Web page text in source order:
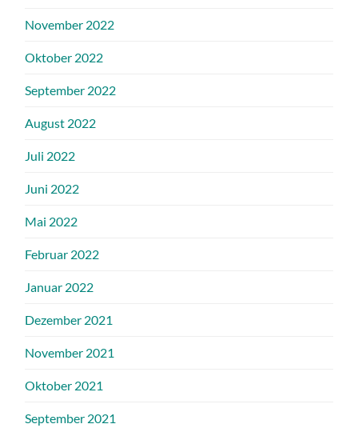
November 2022
Oktober 2022
September 2022
August 2022
Juli 2022
Juni 2022
Mai 2022
Februar 2022
Januar 2022
Dezember 2021
November 2021
Oktober 2021
September 2021